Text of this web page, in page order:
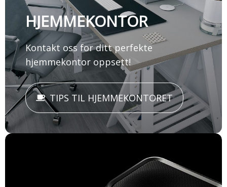
HJEMMEKONTOR
Kontakt oss for ditt perfekte
hjemmekontor oppsett!
TIPS TIL HJEMMEKONTORET